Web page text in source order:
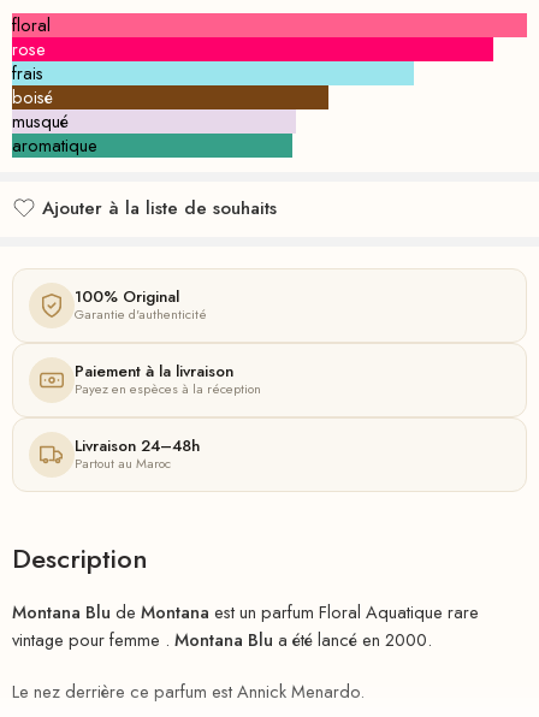
floral
rose
frais
boisé
musqué
aromatique
Ajouter à la liste de souhaits
100% Original
Garantie d'authenticité
Paiement à la livraison
Payez en espèces à la réception
Livraison 24–48h
Partout au Maroc
Description
Montana Blu de Montana est un parfum Floral Aquatique rare
vintage pour femme . Montana Blu a été lancé en 2000.
Le nez derrière ce parfum est Annick Menardo.